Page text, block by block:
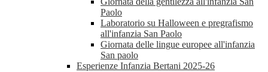
Paolo
Laboratorio su Halloween e pregrafismo
all'infanzia San Paolo
Giornata delle lingue europee all'infanzia
San paolo
Esperienze Infanzia Bertani 2025-26